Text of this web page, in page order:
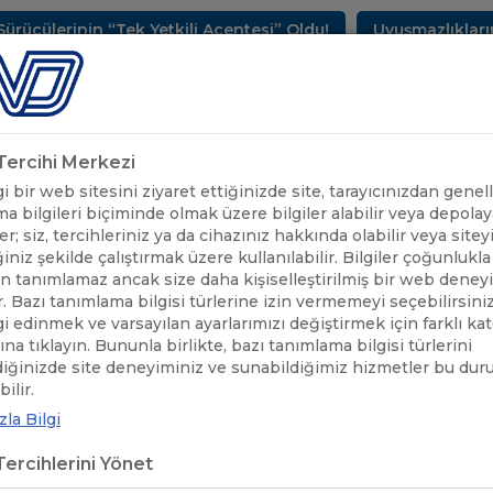
“Tek Yetkili Acentesi” Oldu! Uyuşmazlıkların
SEKTÖREL BİLGİLER UND YAYINLARI
ÖNEMLİ DUYURULAR / YAPAY ZEKÂ ÇAĞINDA E-TİCARETİN
ZEKÂ ÇAĞINDA E-TİCARETİN
Merkezi
bir web sitesini ziyaret ettiğinizde site, tarayıcınızdan
bilgileri biçiminde olmak üzere bilgiler alabilir veya
siz, tercihleriniz ya da cihazınız hakkında olabilir veya siteyi
şekilde çalıştırmak üzere kullanılabilir. Bilgiler
tanımlamaz ancak size daha kişiselleştirilmiş bir web
Bazı tanımlama bilgisi türlerine izin vermemeyi
edinmek ve varsayılan ayarlarımızı değiştirmek için farklı
tıklayın. Bununla birlikte, bazı tanımlama bilgisi türlerini
site deneyiminiz ve sunabildiğimiz hizmetler bu
Bilgi
Yönet